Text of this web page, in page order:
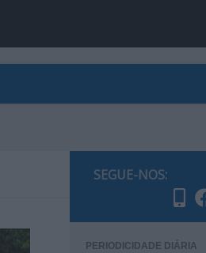
SEGUE-NOS:
PERIODICIDADE DIÁRIA